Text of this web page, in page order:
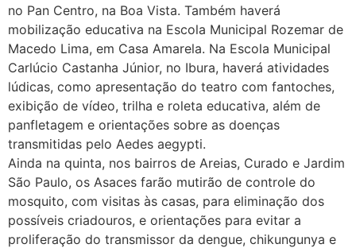
no Pan Centro, na Boa Vista. Também haverá
mobilização educativa na Escola Municipal Rozemar de
Macedo Lima, em Casa Amarela. Na Escola Municipal
Carlúcio Castanha Júnior, no Ibura, haverá atividades
lúdicas, como apresentação do teatro com fantoches,
exibição de vídeo, trilha e roleta educativa, além de
panfletagem e orientações sobre as doenças
transmitidas pelo Aedes aegypti.
Ainda na quinta, nos bairros de Areias, Curado e Jardim
São Paulo, os Asaces farão mutirão de controle do
mosquito, com visitas às casas, para eliminação dos
possíveis criadouros, e orientações para evitar a
proliferação do transmissor da dengue, chikungunya e